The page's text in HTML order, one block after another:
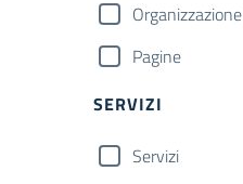
Organizzazione
Pagine
SERVIZI
Servizi